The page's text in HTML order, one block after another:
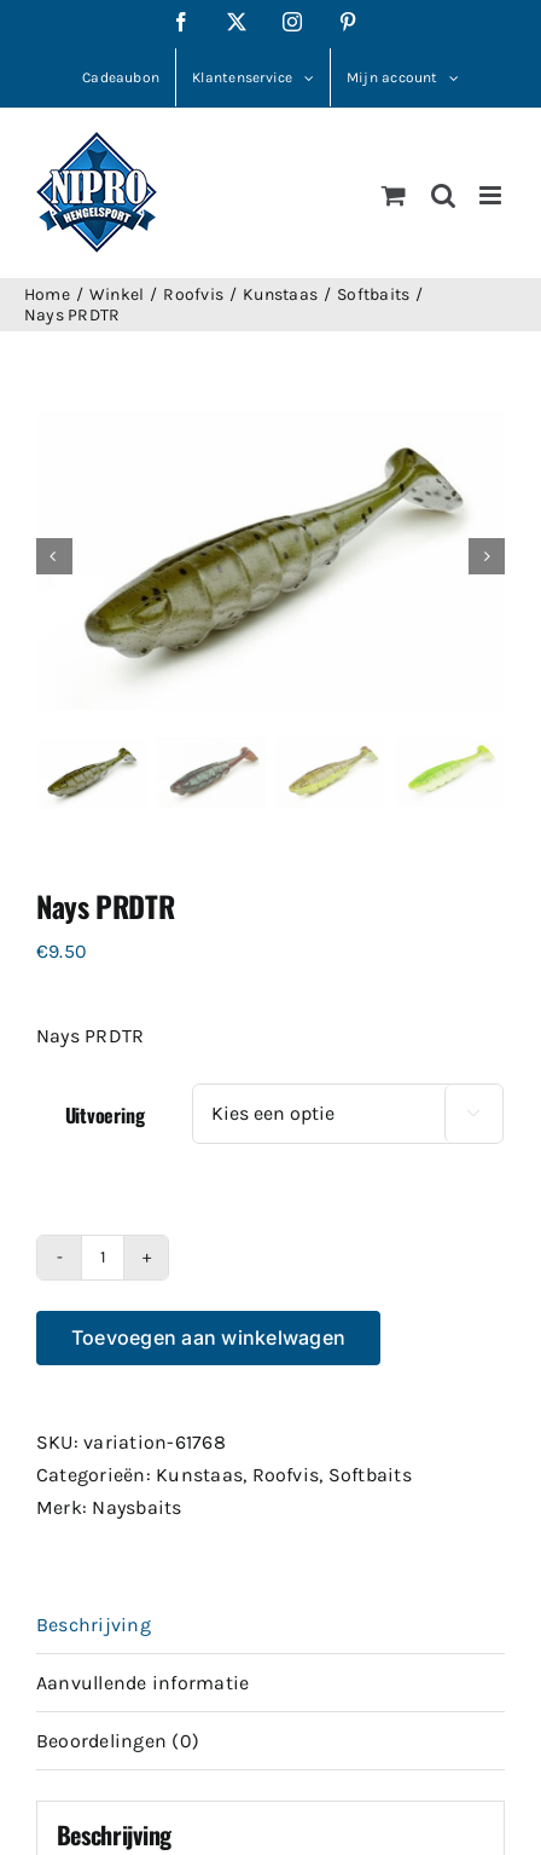
Facebook Instagram
Cadeaubon Klantenservice Mijn account
Home Winkel Roofvis Kunstaas
Softbaits
Nays PRDTR
Nays PRDTR
€9.50
Nays PRDTR
Uitvoering 
aantal
Toevoegen aan winkelwagen
SKU:variation-61768
Categorieën: Kunstaas, Roofvis, Softbaits
Merk: Naysbaits
Beschrijving
Aanvullende informatie
Beoordelingen (0)
Beschrijving